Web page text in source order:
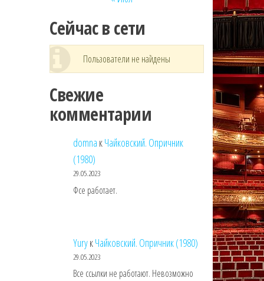
Сейчас в сети
Пользователи не найдены
Свежие
комментарии
domna кЧайковский. Опричник
(1980)
29.05.2023
Фсе работает.
YuryкЧайковский. Опричник (1980)
29.05.2023
Все ссылки не работают. Невозможно